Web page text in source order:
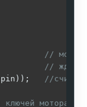
// мотор
// ждём 3
//
ключей мотора в